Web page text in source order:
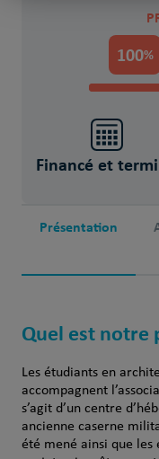
100%
Financé et
Présentation
Quel est notre
Les étudiants en
accompagnent
s’agit d’un centre
ancienne caserne
été mené ainsi que les